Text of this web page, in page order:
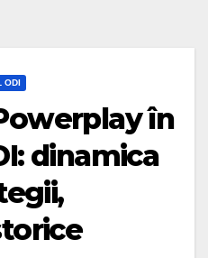
ODI
în
dinamica